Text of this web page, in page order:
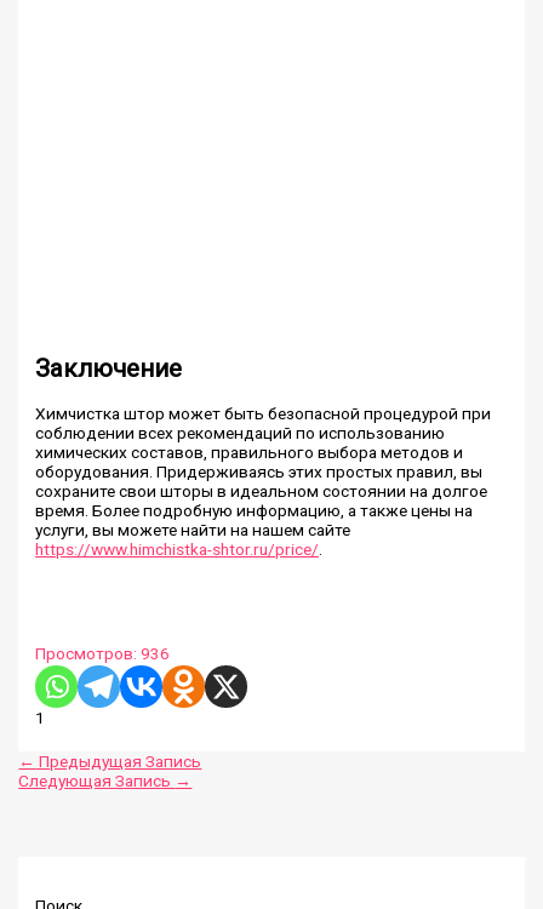
Заключение
Химчистка штор может быть безопасной процедурой при
соблюдении всех рекомендаций по использованию
химических составов, правильного выбора методов и
оборудования. Придерживаясь этих простых правил, вы
сохраните свои шторы в идеальном состоянии на долгое
время. Более подробную информацию, а также цены на
услуги, вы можете найти на нашем сайте
https://www.himchistka-shtor.ru/price/.
Просмотров: 936
1
← Предыдущая Запись
Следующая Запись →